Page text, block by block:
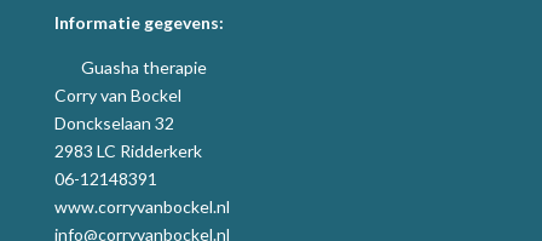
Informatie gegevens:
Guasha therapie
Corry van Bockel
Donckselaan 32
2983 LC Ridderkerk
06-12148391
www.corryvanbockel.nl
info@corryvanbockel.nl